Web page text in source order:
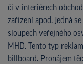
či v interiérech
zařízení apod. Jedná
sloupech veřejného
MHD. Tento typ
billboard. Pronájem